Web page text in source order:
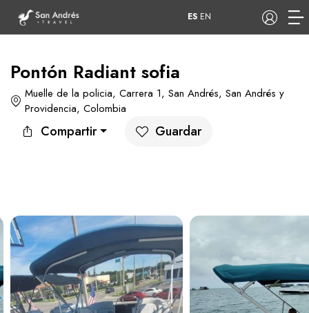
Tours Apartamentos
Hoteles
COP
ES EN
Pontón Radiant sofia
Muelle de la policia, Carrera 1, San Andrés, San Andrés y
Providencia, Colombia
Compartir Guardar